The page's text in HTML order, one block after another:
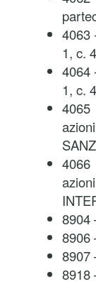
4063
1, c.
4064
1, c.
4065
4066
8904
8906
8907
8918